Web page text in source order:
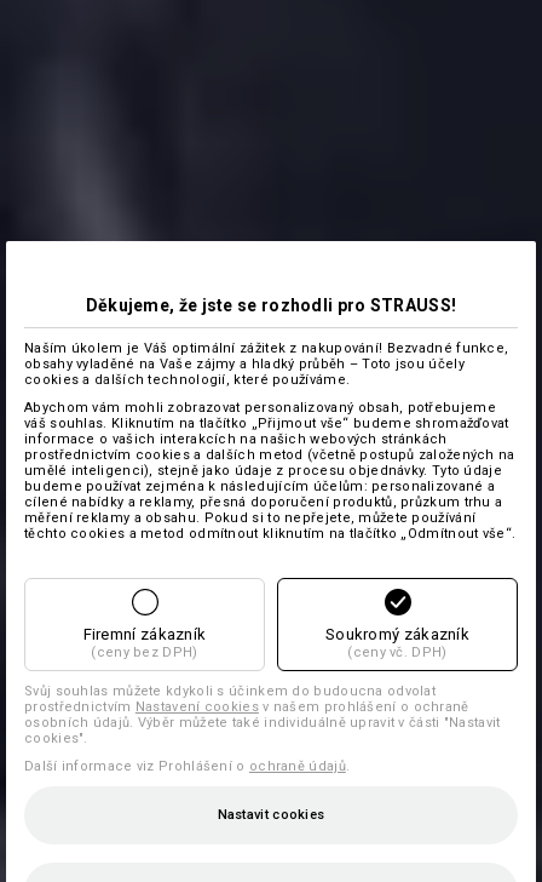
Děkujeme, že jste se rozhodli pro STRAUSS!
Naším úkolem je Váš optimální zážitek z nakupování! Bezvadné funkce,
obsahy vyladěné na Vaše zájmy a hladký průběh – Toto jsou účely
cookies a dalších technologií, které používáme.
Abychom vám mohli zobrazovat personalizovaný obsah, potřebujeme
váš souhlas. Kliknutím na tlačítko „Přijmout vše“ budeme shromažďovat
informace o vašich interakcích na našich webových stránkách
prostřednictvím cookies a dalších metod (včetně postupů založených na
umělé inteligenci), stejně jako údaje z procesu objednávky. Tyto údaje
budeme používat zejména k následujícím účelům: personalizované a
cílené nabídky a reklamy, přesná doporučení produktů, průzkum trhu a
měření reklamy a obsahu. Pokud si to nepřejete, můžete používání
těchto cookies a metod odmítnout kliknutím na tlačítko „Odmítnout vše“.
Firemní zákazník
(ceny bez DPH)
Soukromý zákazník
(ceny vč. DPH)
Svůj souhlas můžete kdykoli s účinkem do budoucna odvolat
prostřednictvím Nastavení cookiesv našem prohlášení o ochraně
osobních údajů. Výběr můžete také individuálně upravit v části "Nastavit
cookies".
Další informace viz Prohlášení o ochraně údajů.
Nastavit cookies